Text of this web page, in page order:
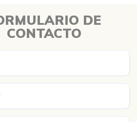
DE
CONTACTO